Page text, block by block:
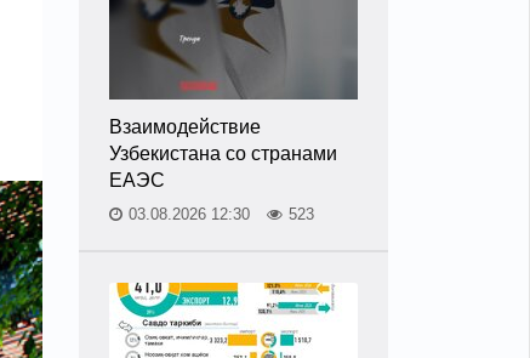
Взаимодействие
Узбекистана со странами
ЕАЭС
03.08.2026 12:30 523